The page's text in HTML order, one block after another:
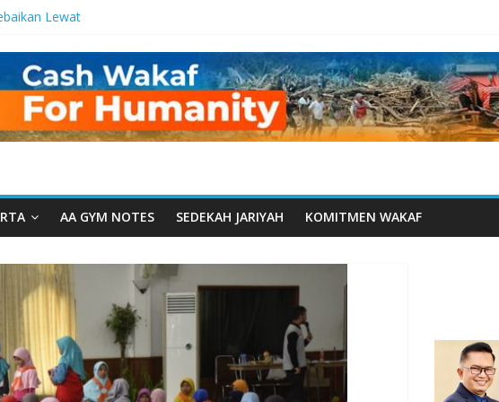
Lewat
Manfaat
dari Serua:
Yayasan
Daarut Tauhiid
Ketika
Wakaf
Wakaf
AA GYM NOTES SEDEKAH JARIYAH KOMITMEN WAKAF